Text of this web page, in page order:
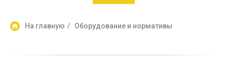
На главную / Оборудование и нормативы